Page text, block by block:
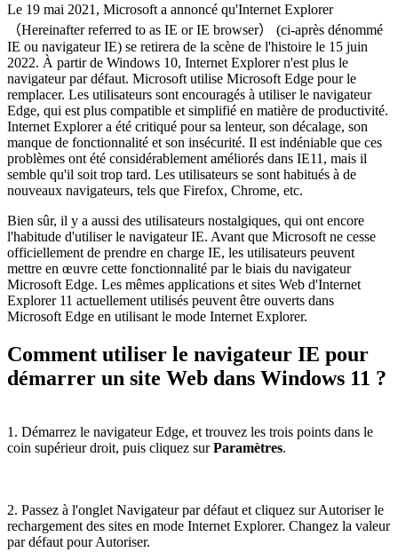
Le 19 mai 2021, Microsoft a annoncé qu'Internet Explorer
（Hereinafter referred to as IE or IE browser） (ci-après dénommé
IE ou navigateur IE) se retirera de la scène de l'histoire le 15 juin
2022. À partir de Windows 10, Internet Explorer n'est plus le
navigateur par défaut. Microsoft utilise Microsoft Edge pour le
remplacer. Les utilisateurs sont encouragés à utiliser le navigateur
Edge, qui est plus compatible et simplifié en matière de productivité.
Internet Explorer a été critiqué pour sa lenteur, son décalage, son
manque de fonctionnalité et son insécurité. Il est indéniable que ces
problèmes ont été considérablement améliorés dans IE11, mais il
semble qu'il soit trop tard. Les utilisateurs se sont habitués à de
nouveaux navigateurs, tels que Firefox, Chrome, etc.
Bien sûr, il y a aussi des utilisateurs nostalgiques, qui ont encore
l'habitude d'utiliser le navigateur IE. Avant que Microsoft ne cesse
officiellement de prendre en charge IE, les utilisateurs peuvent
mettre en œuvre cette fonctionnalité par le biais du navigateur
Microsoft Edge. Les mêmes applications et sites Web d'Internet
Explorer 11 actuellement utilisés peuvent être ouverts dans
Microsoft Edge en utilisant le mode Internet Explorer.
Comment utiliser le navigateur IE pour
démarrer un site Web dans Windows 11 ?
1. Démarrez le navigateur Edge, et trouvez les trois points dans le
coin supérieur droit, puis cliquez surParamètres.
2. Passez à l'onglet Navigateur par défaut et cliquez sur Autoriser le
rechargement des sites en mode Internet Explorer. Changez la valeur
par défaut pour Autoriser.